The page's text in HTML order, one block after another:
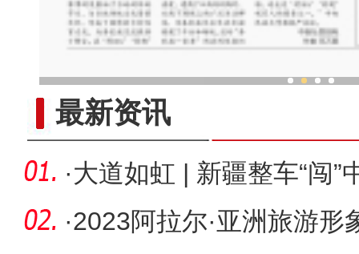
最新资讯
·大道如虹 | 新疆整车“闯”
·2023阿拉尔·亚洲旅游形